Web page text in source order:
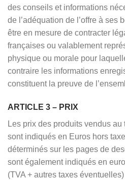
des conseils et informations
de l’adéquation de l’offre à ses
être en mesure de contracter
françaises ou valablement
physique ou morale pour
contraire les informations
constituent la preuve de
ARTICLE 3 – PRIX
Les prix des produits vendus
sont indiqués en Euros hors
déterminés sur les pages de
sont également indiqués en
(TVA + autres taxes